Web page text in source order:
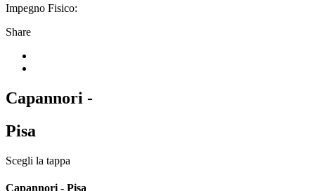
Impegno Fisico:
Share
Capannori -
Pisa
Scegli la tappa
Capannori - Pisa